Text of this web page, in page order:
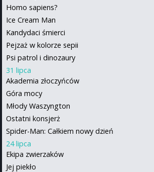
Homo sapiens?
Ice Cream Man
Kandydaci śmierci
Pejzaż w kolorze sepii
Psi patrol i dinozaury
31 lipca
Akademia złoczyńców
Góra mocy
Młody Waszyngton
Ostatni konsjerż
Spider-Man: Całkiem nowy dzień
24 lipca
Ekipa zwierzaków
Jej piekło